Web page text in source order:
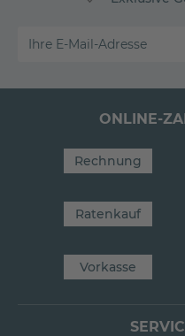
Ihre E-Mail-Adresse
ONLINE-
Rechnung
Ratenkauf
Vorkasse